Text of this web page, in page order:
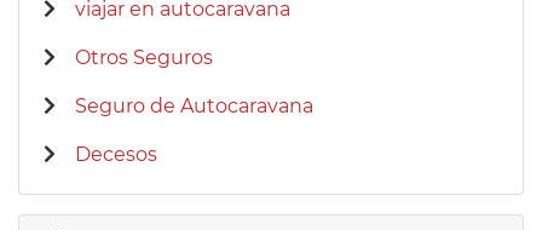
viajar en autocaravana
Otros Seguros
Seguro de Autocaravana
Decesos